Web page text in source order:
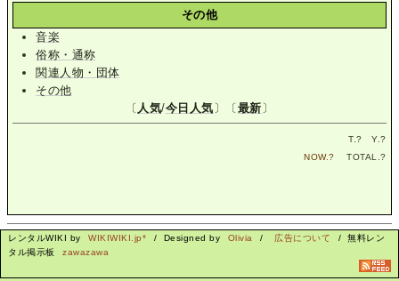
その他
音楽
俗称・通称
関連人物・団体
その他
〔 人気/今日人気 〕〔 最新 〕
T.? Y.?
NOW.? TOTAL.?
レンタルWIKI by WIKIWIKI.jp* / Designed by Olivia / 広告について
/ 無料レン
タル掲示板
zawazawa